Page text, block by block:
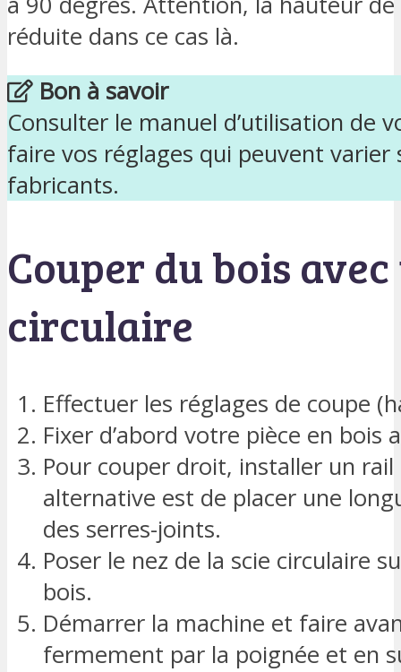
réduite dans ce cas là.
Bon à savoir
Consulter le manuel d’utilisation de
faire vos réglages qui peuvent varier
fabricants.
Couper du bois
circulaire
Effectuer les réglages de coupe
Fixer d’abord votre pièce en bois
Pour couper droit, installer un
alternative est de placer une
des serres-joints.
Poser le nez de la scie circulaire
bois.
Démarrer la machine et faire
fermement par la poignée et en